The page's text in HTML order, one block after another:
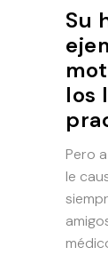
Su
los
Pero
le